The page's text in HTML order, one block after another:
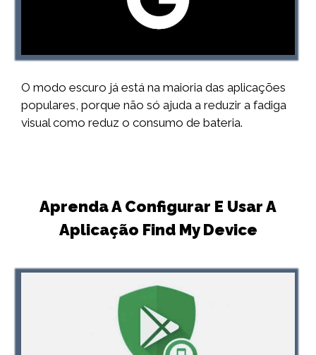
O modo escuro já está na maioria das aplicações
populares, porque não só ajuda a reduzir a fadiga
visual como reduz o consumo de bateria.
Aprenda A Configurar E Usar A
Aplicação Find My Device